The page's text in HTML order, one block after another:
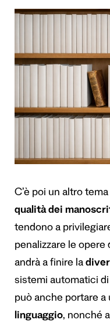
C’è poi un altro
qualità dei
tendono a
penalizzare le
andrà a finire la
sistemi automatici
può anche portare a
linguaggio, nonché